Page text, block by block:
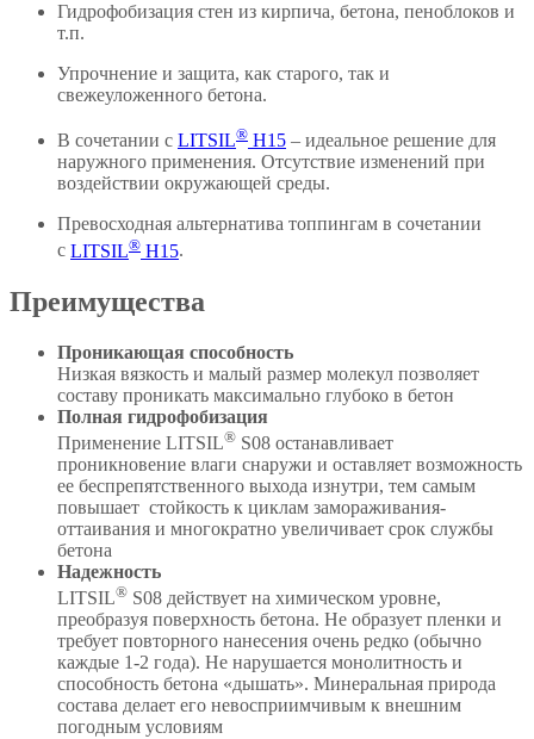
Гидрофобизация стен из кирпича, бетона, пеноблоков и
т.п.
Упрочнение и защита, как старого, так и
свежеуложенного бетона.
В сочетании с LITSIL® H15 – идеальное решение для
наружного применения. Отсутствие изменений при
воздействии окружающей среды.
Превосходная альтернатива топпингам в сочетании
с LITSIL® H15.
Преимущества
Проникающая способность
Низкая вязкость и малый размер молекул позволяет
составу проникать максимально глубоко в бетон
Полная гидрофобизация
Применение LITSIL® S08 останавливает
проникновение влаги снаружи и оставляет возможность
ее беспрепятственного выхода изнутри, тем самым
повышает стойкость к циклам замораживания-
оттаивания и многократно увеличивает срок службы
бетона
Надежность
LITSIL® S08 действует на химическом уровне,
преобразуя поверхность бетона. Не образует пленки и
требует повторного нанесения очень редко (обычно
каждые 1-2 года). Не нарушается монолитность и
способность бетона «дышать». Минеральная природа
состава делает его невосприимчивым к внешним
погодным условиям